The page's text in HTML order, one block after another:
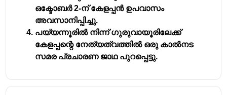
ഒക്ടോബർ 2-ന് കേളപ്പൻ ഉപവാസം
അവസാനിപ്പിച്ചു.
പയ്യന്നൂരിൽ നിന്ന് ഗുരുവായൂരിലേക്ക്
കേളപ്പന്റെ നേത്യത്വത്തിൽ ഒരു കാൽനട
സമര പ്രചാരണ ജാഥ പുറപ്പെട്ടു.